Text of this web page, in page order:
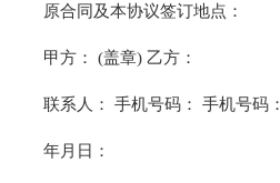
原合同及本协议签订地点：
甲方： (盖章) 乙方：
联系人： 手机号码： 手机号码：
年月日：